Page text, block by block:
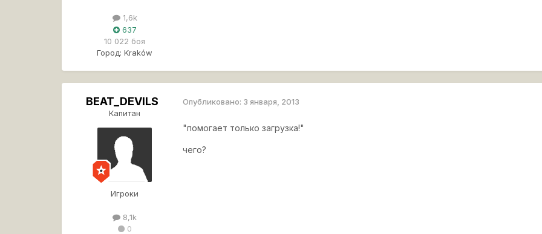
1,6k
637
10 022 боя
Город: Kraków
BEAT_DEVILS
Капитан
Игроки
8,1k
0
Опубликовано: 3 января, 2013
"помогает только загрузка!"
чего?